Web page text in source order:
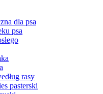
dla psa
psa
rasy
pasterski